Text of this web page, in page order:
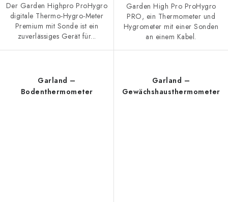
Der Garden Highpro ProHygro
digitale Thermo-Hygro-Meter
Premium mit Sonde ist ein
zuverlässiges Gerät für...
Garden High Pro ProHygro
PRO, ein Thermometer und
Hygrometer mit einer Sonden
an einem Kabel.
Garland –
Bodenthermometer
Garland –
Gewächshausthermometer